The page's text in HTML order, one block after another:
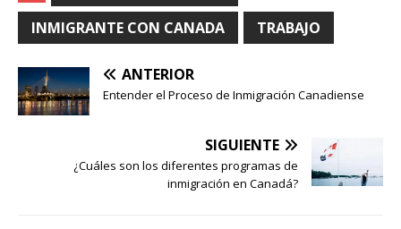
INMIGRANTE CON CANADA
TRABAJO
ANTERIOR
Entender el Proceso de Inmigración Canadiense
SIGUIENTE
¿Cuáles son los diferentes programas de
inmigración en Canadá?